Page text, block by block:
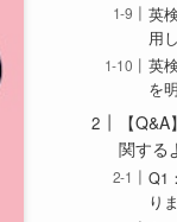
英
用
英
を
【
関する
Q1
り